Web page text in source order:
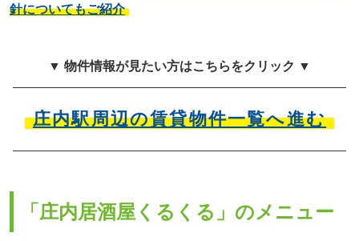
針についてもご紹介
▼ 物件情報が見たい方はこちらをクリック ▼
庄内駅周辺の賃貸物件一覧へ進む
「庄内居酒屋くるくる」のメニュー